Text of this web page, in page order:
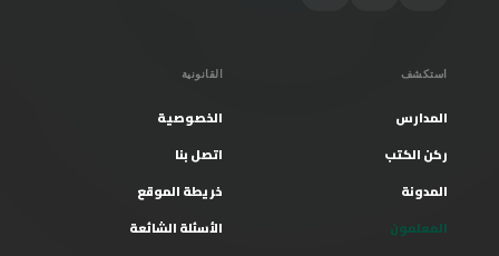
استكشف
المدارس
ركن الكتب
المدونة
المعلمون
القانونية
الخصوصية
اتصل بنا
خريطة الموقع
الأسئلة الشائعة